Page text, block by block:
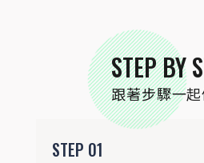
STEP BY
跟著步驟一
STEP 01
02
電鍋內鍋放入小卷、櫛瓜
蒜油，撒上玫瑰鹽、純白
沸騰的電鍋中蒸約10分鐘